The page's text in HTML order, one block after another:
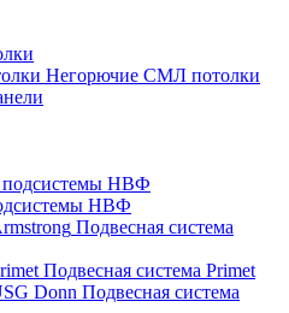
Негорючие СМЛ потолки
НВФ
Подвесная система
Подвесная система Primet
Подвесная система